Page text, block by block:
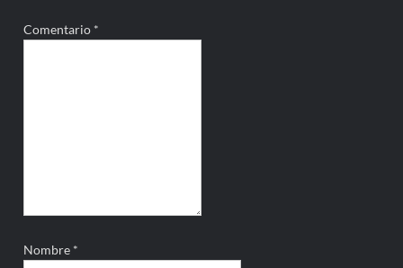
Comentario *
Nombre *